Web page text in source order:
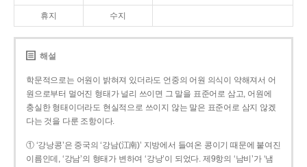
휴지 수지
해설
학문적으로는 어원이 밝혀져 있더라도 언중의 어원 의식이 약해져서 어
원으로부터 멀어진 형태가 널리 쓰이면 그 말을 표준어로 삼고, 어원에
충실한 형태이더라도 현실적으로 쓰이지 않는 말은 표준어로 삼지 않겠
다는 것을 다룬 조항이다.
① ‘강낭콩’은 중국의 ‘강남(江南)’ 지방에서 들여온 콩이기 때문에 붙여진
이름인데, ‘강남’의 형태가 변하여 ‘강낭’이 되었다. 제9항의 ‘남비’가 ‘냄